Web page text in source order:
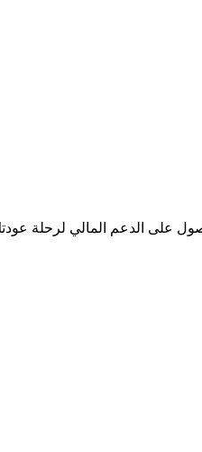
على الدعم المالي لرحلة